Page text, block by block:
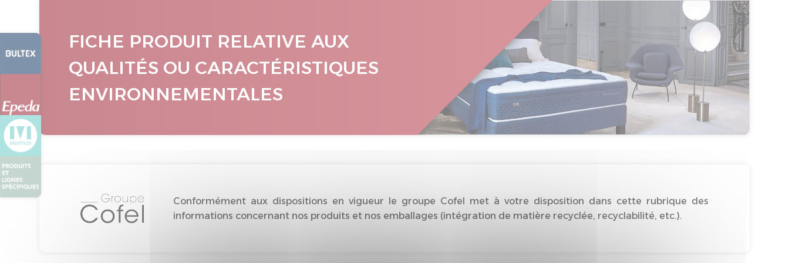
FICHE PRODUIT RELATIVE AUX
QUALITÉS OU CARACTÉRISTIQUES
ENVIRONNEMENTALES
Conformément aux dispositions en vigueur le groupe Cofel met à votre disposition dans cette rubrique des
informations concernant nos produits et nos emballages (intégration de matière recyclée, recyclabilité, etc.).